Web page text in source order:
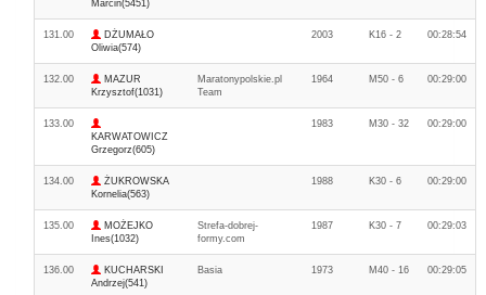
Marcin(5451)
131.00
DŻUMAŁO
Oliwia(574)
2003 K16 - 2 00:28:54
132.00
MAZUR
Krzysztof(1031)
Maratonypolskie.pl
Team
1964 M50 - 6 00:29:00
133.00
KARWATOWICZ
Grzegorz(605)
1983 M30 - 32 00:29:00
134.00
ŻUKROWSKA
Kornelia(563)
1988 K30 - 6 00:29:00
135.00
MOŻEJKO
Ines(1032)
Strefa-dobrej-
formy.com
1987 K30 - 7 00:29:03
136.00
KUCHARSKI
Andrzej(541)
Basia 1973 M40 - 16 00:29:05